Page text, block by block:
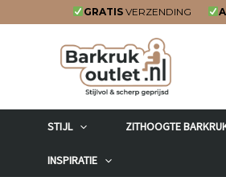
GRATIS VERZENDING
STIJL ZITHOOGTE
INSPIRATIE